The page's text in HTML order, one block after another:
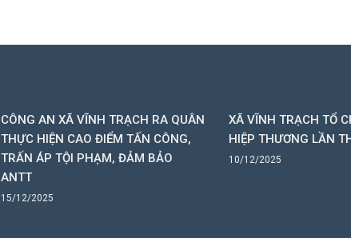
CÔNG AN XÃ VĨNH TRẠCH RA QUÂN
THỰC HIỆN CAO ĐIỂM TẤN CÔNG,
TRẤN ÁP TỘI PHẠM, ĐẢM BẢO
ANTT
15/12/2025
XÃ VĨNH TRẠCH TỔ
HIỆP THƯƠNG LẦN
10/12/2025